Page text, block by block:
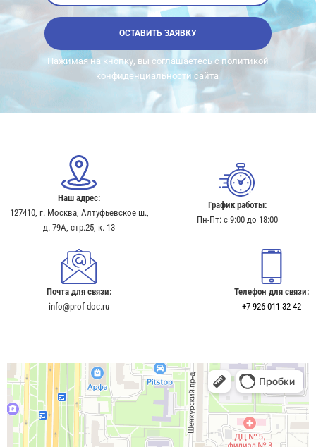
ОСТАВИТЬ ЗАЯВКУ
Нажимая на кнопку, вы соглашаетесь с политикой
конфиденциальности сайта
Наш адрес:
127410, г. Москва, Алтуфьевское ш.,
д. 79А, стр.25, к. 13​
График работы:
Пн-Пт: с 9:00 до 18:00
Почта для связи:
info@prof-doc.ru
Телефон для связи:
+7 926 011-32-42